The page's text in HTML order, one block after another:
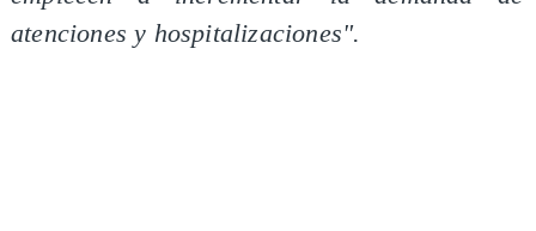
atenciones y hospitalizaciones".